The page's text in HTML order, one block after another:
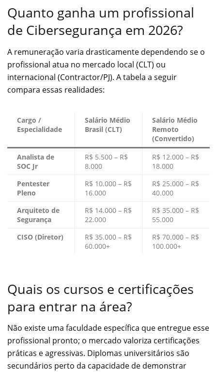
Quanto ganha um profissional
de Cibersegurança em 2026?
A remuneração varia drasticamente dependendo se o
profissional atua no mercado local (CLT) ou
internacional (Contractor/PJ). A tabela a seguir
compara essas realidades:
Cargo /
Especialidade
Salário Médio
Brasil (CLT)
Salário Médio
Remoto
(Convertido)
Analista de
SOC Jr
R$ 5.500 – R$
8.000
R$ 12.000 – R$
18.000
Pentester
Pleno
R$ 10.000 – R$
16.000
R$ 25.000 – R$
40.000
Arquiteto de
Segurança
R$ 14.000 – R$
22.000
R$ 35.000 – R$
55.000
CISO (Diretor)
R$ 35.000 – R$
60.000+
R$ 70.000 – R$
100.000+
Quais os cursos e certificações
para entrar na área?
Não existe uma faculdade específica que entregue esse
profissional pronto; o mercado valoriza certificações
práticas e agressivas. Diplomas universitários são
secundários perto da capacidade de demonstrar